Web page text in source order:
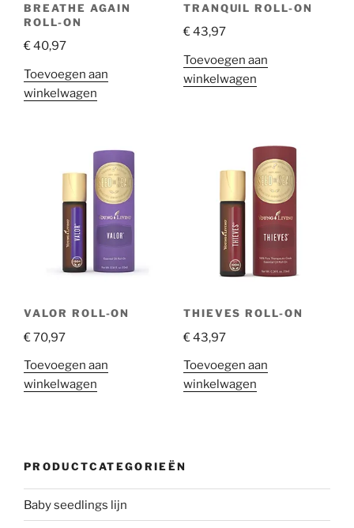
BREATHE AGAIN
ROLL-ON
€40,97
Toevoegen aan
winkelwagen
TRANQUIL ROLL-ON
€43,97
Toevoegen aan
winkelwagen
VALOR ROLL-ON
€70,97
Toevoegen aan
winkelwagen
THIEVES ROLL-ON
€43,97
Toevoegen aan
winkelwagen
PRODUCTCATEGORIEËN
Baby seedlings lijn